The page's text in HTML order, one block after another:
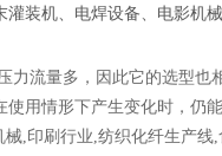
装机、电焊设备、电影机
流量多，因此它的选型
用情形下产生变化时，仍
,印刷行业,纺织化纤生产